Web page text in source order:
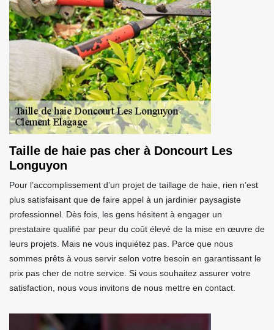
Taille de haie pas cher à Doncourt Les
Longuyon
Pour l’accomplissement d’un projet de taillage de haie, rien n’est
plus satisfaisant que de faire appel à un jardinier paysagiste
professionnel. Dès fois, les gens hésitent à engager un
prestataire qualifié par peur du coût élevé de la mise en œuvre de
leurs projets. Mais ne vous inquiétez pas. Parce que nous
sommes prêts à vous servir selon votre besoin en garantissant le
prix pas cher de notre service. Si vous souhaitez assurer votre
satisfaction, nous vous invitons de nous mettre en contact.